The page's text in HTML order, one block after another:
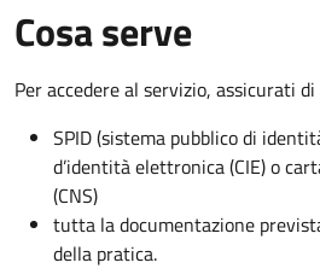
Cosa serve
Per accedere al servizio, assicurati
SPID (sistema pubblico di
d’identità elettronica (CIE) o
(CNS)
tutta la documentazione
della pratica.